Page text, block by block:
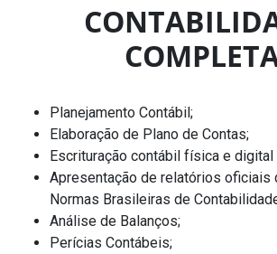
Planejamento Contábil;
Elaboração de Plano de Contas;
Escrituração contábil física e digital
Apresentação de relatórios oficiais
Normas Brasileiras de
Análise de Balanços;
Perícias Contábeis;